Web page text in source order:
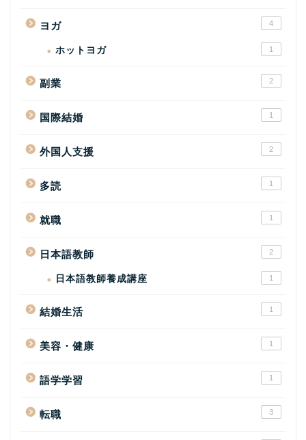
ヨガ 4
ホットヨガ 1
副業 2
国際結婚 1
外国人支援 2
多読 1
就職 1
日本語教師 2
日本語教師養成講座 1
結婚生活 1
美容・健康 1
語学学習 1
転職 3